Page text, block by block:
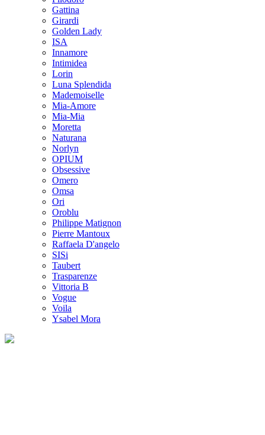
Gattina
Girardi
Golden Lady
ISA
Innamore
Intimidea
Lorin
Luna Splendida
Mademoiselle
Mia-Amore
Mia-Mia
Moretta
Naturana
Norlyn
OPIUM
Obsessive
Omero
Omsa
Ori
Oroblu
Philippe Matignon
Pierre Mantoux
Raffaela D'angelo
SISi
Taubert
Trasparenze
Vittoria B
Vogue
Voila
Ysabel Mora